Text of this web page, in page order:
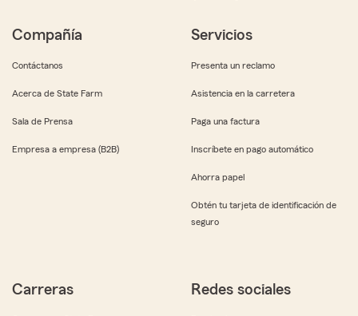
Compañía
Contáctanos
Acerca de State Farm
Sala de Prensa
Empresa a empresa (B2B)
Servicios
Presenta un reclamo
Asistencia en la carretera
Paga una factura
Inscríbete en pago automático
Ahorra papel
Obtén tu tarjeta de identificación de
seguro
Carreras Redes sociales